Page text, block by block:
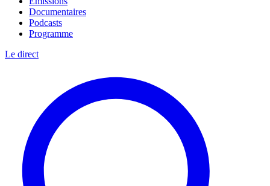
Documentaires
Podcasts
Programme
Le direct